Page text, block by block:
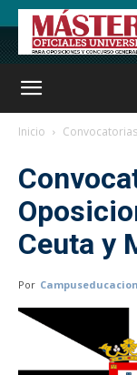
Inicio Convocatorias
Ceuta y
Por